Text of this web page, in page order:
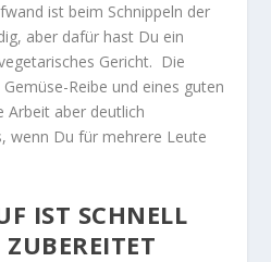
ist beim Schnippeln der
aber dafür hast Du ein
Gericht. Die
Reibe und eines guten
Arbeit aber deutlich
wenn Du für mehrere Leute
IST SCHNELL